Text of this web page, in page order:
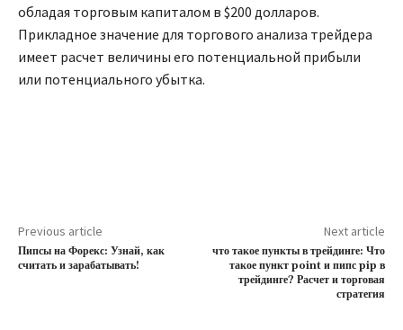
обладая торговым капиталом в $200 долларов.
Прикладное значение для торгового анализа трейдера
имеет расчет величины его потенциальной прибыли
или потенциального убытка.
Previous article
Пипсы на Форекс: Узнай, как
считать и зарабатывать!
Next article
что такое пункты в трейдинге: Что
такое пункт point и пипс pip в
трейдинге? Расчет и торговая
стратегия